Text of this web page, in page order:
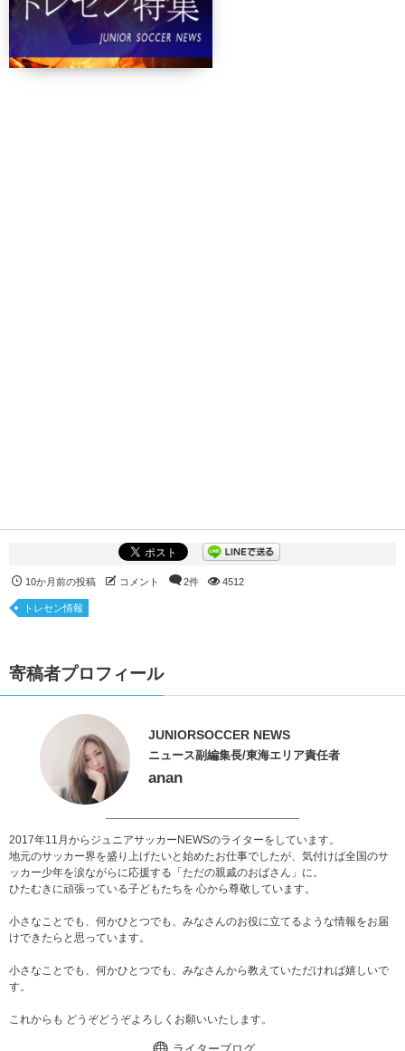
10か月前の投稿 コメント 2件 4512
トレセン情報
寄稿者プロフィール
JUNIORSOCCER NEWS
ニュース副編集長/東海エリア責任者
anan
2017年11月からジュニアサッカーNEWSのライターをしています。
地元のサッカー界を盛り上げたいと始めたお仕事でしたが、気付けば全国のサ
ッカー少年を涙ながらに応援する「ただの親戚のおばさん」に。
ひたむきに頑張っている子どもたちを 心から尊敬しています。
小さなことでも、何かひとつでも、みなさんのお役に立てるような情報をお届
けできたらと思っています。
小さなことでも、何かひとつでも、みなさんから教えていただければ嬉しいで
す。
これからも どうぞどうぞよろしくお願いいたします。